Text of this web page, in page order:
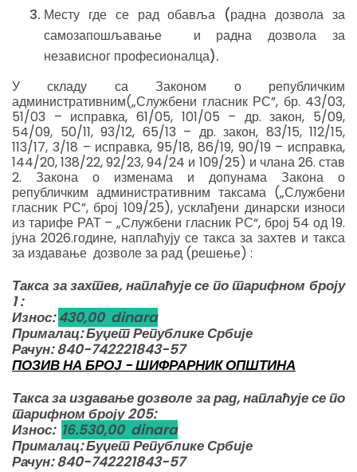
Месту где се рад обавља (радна дозвола за
самозапошљавање и радна дозвола за
независног професионалца).
У складу са Законом о републичким
административним(„Службени гласник РС”, бр. 43/03,
51/03 – исправка, 61/05, 101/05 – др. закон, 5/09,
54/09, 50/11, 93/12, 65/13 – др. закон, 83/15, 112/15,
113/17, 3/18 – исправка, 95/18, 86/19, 90/19 – исправка,
144/20, 138/22, 92/23, 94/24 и 109/25) и члана 26. став
2. Закона о изменама и допунама Закона о
републичким административним таксама („Службени
гласник РС”, број 109/25), усклађени динарски износи
из тарифе РАТ – „Службени гласник РС“, број 54 од 19.
јуна 2026.године, наплаћују се такса за захтев и такса
за издавање дозволе за рад (решење) :
Такса за захтев, наплаћује се по тарифном броју
1 :
Износ: 430,00 dinara
Прималац: Буџет Републике Србије
Рачун: 840-742221843-57
ПОЗИВ НА БРОЈ - ШИФРАРНИК ОПШТИНА
Такса за издавање дозволе за рад, наплаћује се по
тарифном броју 205:
Износ: 16.530,00 dinara
Прималац: Буџет Републике Србије
Рачун: 840-742221843-57